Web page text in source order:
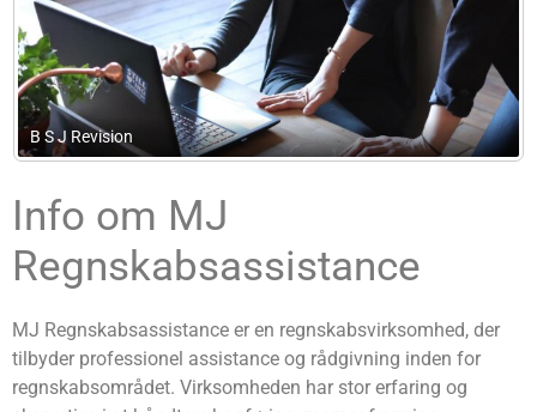
Tine Selander
Info om MJ
Regnskabsassistance
MJ Regnskabsassistance er en regnskabsvirksomhed, der
tilbyder professionel assistance og rådgivning inden for
regnskabsområdet. Virksomheden har stor erfaring og